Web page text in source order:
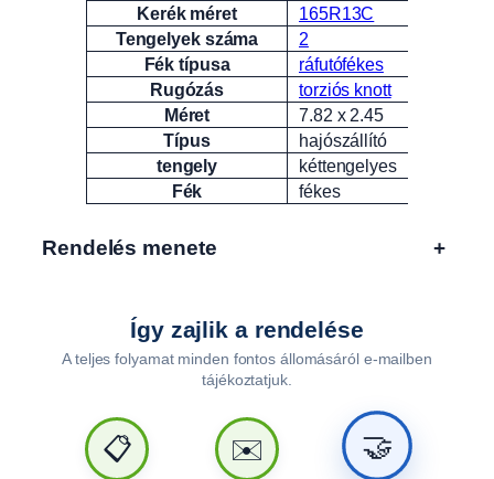
Kerék méret
165R13C
Tengelyek száma
2
Fék típusa
ráfutófékes
Rugózás
torziós knott
Méret
7.82 x 2.45
Típus
hajószállító
tengely
kéttengelyes
Fék
fékes
Rendelés menete +
Így zajlik a rendelése
A teljes folyamat minden fontos állomásáról e-mailben
tájékoztatjuk.
📋 ✉️ 🤝